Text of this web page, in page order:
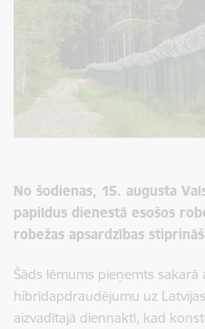
No šodienas, 15. augusta
papildus dienestā esošos
robežas apsardzības
Šāds lēmums pieņemts
hibrīdapdraudējumu uz
aizvadītajā diennaktī, kad